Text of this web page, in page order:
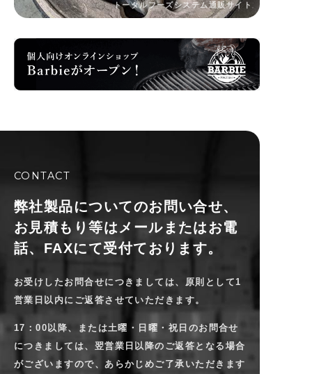
トータルフーズシステム通販サイト
CONTACT
弊社製品についてのお問い合せ、
お見積もり等は メールまたはお電
話、FAXにて受付ております。
お受けしたお問合せにつきましては、原則として1
営業日以内にご返答させていただきます。
17：00以降、または土曜・日曜・祝日のお問合せ
につきましては、翌営業日以降のご返答となる場合
がございますので、 あらかじめご了承いただきます